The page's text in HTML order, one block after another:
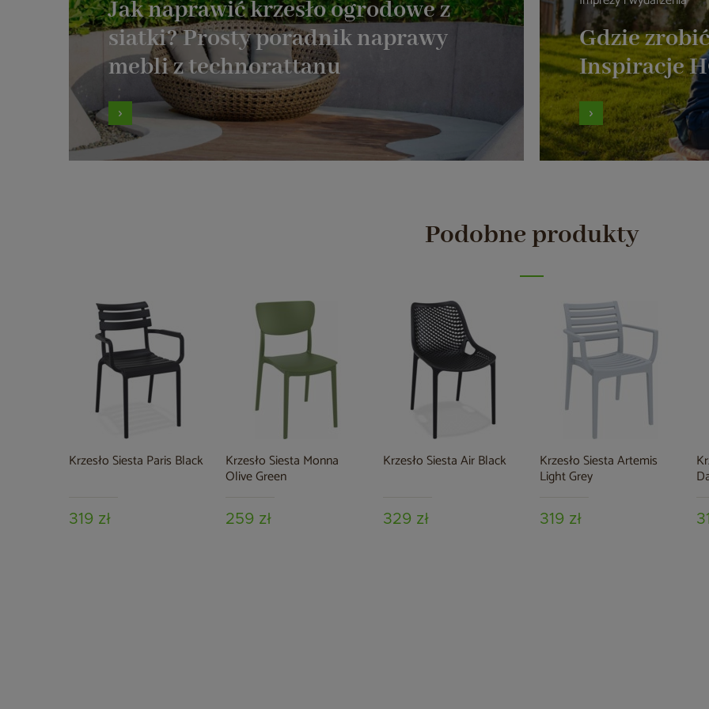
Jak naprawić krzesło ogrodowe z
siatki? Prosty poradnik naprawy
mebli z technorattanu
Gdzie
Inspiracje
Podobne produkty
Krzesło Siesta Paris Black
319 zł
Krzesło Siesta Monna
Olive Green
259 zł
Krzesło Siesta Air Black
329 zł
Krzesło Siesta Artemis
Light Grey
319 zł